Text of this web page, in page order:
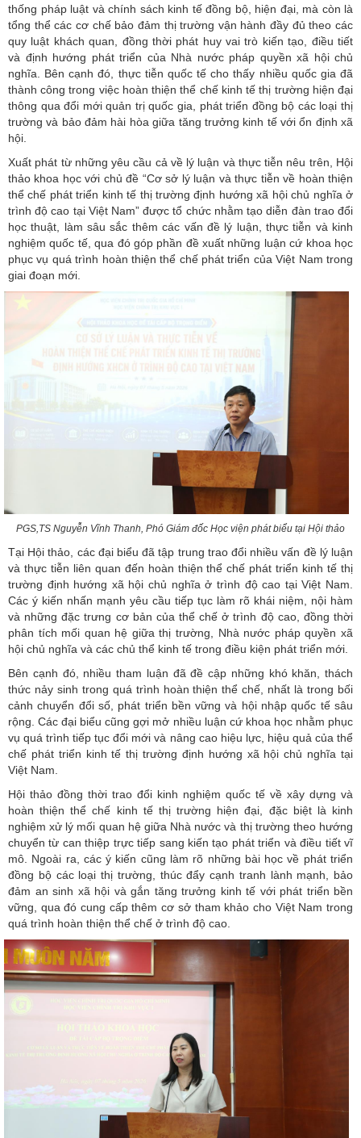
thống pháp luật và chính sách kinh tế đồng bộ, hiện đại, mà còn là
tổng thể các cơ chế bảo đảm thị trường vận hành đầy đủ theo các
quy luật khách quan, đồng thời phát huy vai trò kiến tạo, điều tiết
và định hướng phát triển của Nhà nước pháp quyền xã hội chủ
nghĩa. Bên cạnh đó, thực tiễn quốc tế cho thấy nhiều quốc gia đã
thành công trong việc hoàn thiện thể chế kinh tế thị trường hiện đại
thông qua đổi mới quản trị quốc gia, phát triển đồng bộ các loại thị
trường và bảo đảm hài hòa giữa tăng trưởng kinh tế với ổn định xã
hội.
Xuất phát từ những yêu cầu cả về lý luận và thực tiễn nêu trên, Hội
thảo khoa học với chủ đề “Cơ sở lý luận và thực tiễn về hoàn thiện
thể chế phát triển kinh tế thị trường định hướng xã hội chủ nghĩa ở
trình độ cao tại Việt Nam” được tổ chức nhằm tạo diễn đàn trao đổi
học thuật, làm sâu sắc thêm các vấn đề lý luận, thực tiễn và kinh
nghiệm quốc tế, qua đó góp phần đề xuất những luận cứ khoa học
phục vụ quá trình hoàn thiện thể chế phát triển của Việt Nam trong
giai đoạn mới.
PGS,TS Nguyễn Vĩnh Thanh, Phó Giám đốc Học viện phát biểu tại Hội thảo
Tại Hội thảo, các đại biểu đã tập trung trao đổi nhiều vấn đề lý luận
và thực tiễn liên quan đến hoàn thiện thể chế phát triển kinh tế thị
trường định hướng xã hội chủ nghĩa ở trình độ cao tại Việt Nam.
Các ý kiến nhấn mạnh yêu cầu tiếp tục làm rõ khái niệm, nội hàm
và những đặc trưng cơ bản của thể chế ở trình độ cao, đồng thời
phân tích mối quan hệ giữa thị trường, Nhà nước pháp quyền xã
hội chủ nghĩa và các chủ thể kinh tế trong điều kiện phát triển mới.
Bên cạnh đó, nhiều tham luận đã đề cập những khó khăn, thách
thức nảy sinh trong quá trình hoàn thiện thể chế, nhất là trong bối
cảnh chuyển đổi số, phát triển bền vững và hội nhập quốc tế sâu
rộng. Các đại biểu cũng gợi mở nhiều luận cứ khoa học nhằm phục
vụ quá trình tiếp tục đổi mới và nâng cao hiệu lực, hiệu quả của thể
chế phát triển kinh tế thị trường định hướng xã hội chủ nghĩa tại
Việt Nam.
Hội thảo đồng thời trao đổi kinh nghiệm quốc tế về xây dựng và
hoàn thiện thể chế kinh tế thị trường hiện đại, đặc biệt là kinh
nghiệm xử lý mối quan hệ giữa Nhà nước và thị trường theo hướng
chuyển từ can thiệp trực tiếp sang kiến tạo phát triển và điều tiết vĩ
mô. Ngoài ra, các ý kiến cũng làm rõ những bài học về phát triển
đồng bộ các loại thị trường, thúc đẩy cạnh tranh lành mạnh, bảo
đảm an sinh xã hội và gắn tăng trưởng kinh tế với phát triển bền
vững, qua đó cung cấp thêm cơ sở tham khảo cho Việt Nam trong
quá trình hoàn thiện thể chế ở trình độ cao.